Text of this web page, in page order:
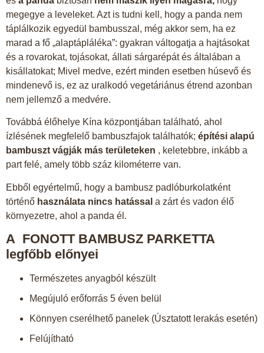
megegye a leveleket. Azt is tudni kell, hogy a panda nem
táplálkozik egyedül bambusszal, még akkor sem, ha ez
marad a fő „alaptápláléka”: gyakran váltogatja a hajtásokat
és a rovarokat, tojásokat, állati sárgarépát és általában a
kisállatokat; Mivel medve, ezért minden esetben húsevő és
mindenevő is, ez az uralkodó vegetáriánus étrend azonban
nem jellemző a medvére.
Továbbá élőhelye Kína központjában található, ahol
ízlésének megfelelő bambuszfajok találhatók; építési alapú
bambuszt vágják más területeken , keletebbre, inkább a
part felé, amely több száz kilométerre van.
Ebből egyértelmű, hogy a bambusz padlóburkolatként
történő használata nincs hatással a zárt és vadon élő
környezetre, ahol a panda él.
A FONOTT BAMBUSZ PARKETTA
legfőbb előnyei
Természetes anyagból készült
Megújuló erőforrás 5 éven belül
Könnyen cserélhető panelek (Úsztatott lerakás esetén)
Felújítható